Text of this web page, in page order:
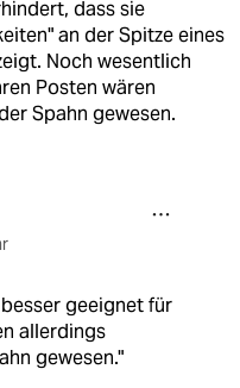
dass sie
an der Spitze eines
Noch wesentlich
Posten wären
Spahn gewesen.
geeignet für
allerdings
gewesen."